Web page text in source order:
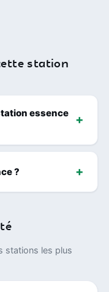
station
essence
?
stations les plus